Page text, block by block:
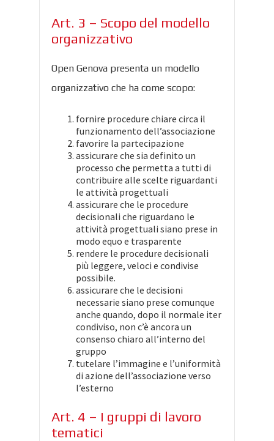
Art. 3 – Scopo del modello
organizzativo
Open Genova presenta un modello
organizzativo che ha come scopo:
fornire procedure chiare circa il
funzionamento dell’associazione
favorire la partecipazione
assicurare che sia definito un
processo che permetta a tutti di
contribuire alle scelte riguardanti
le attività progettuali
assicurare che le procedure
decisionali che riguardano le
attività progettuali siano prese in
modo equo e trasparente
rendere le procedure decisionali
più leggere, veloci e condivise
possibile.
assicurare che le decisioni
necessarie siano prese comunque
anche quando, dopo il normale iter
condiviso, non c’è ancora un
consenso chiaro all’interno del
gruppo
tutelare l’immagine e l’uniformità
di azione dell’associazione verso
l’esterno
Art. 4 – I gruppi di lavoro
tematici